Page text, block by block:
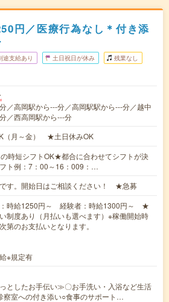
円／医療行為なし＊付き添
途支給あり 土日祝日が休み 残業なし
／高岡駅から---分／高岡駅駅から---分／越中
／西高岡駅から---分
（月～金） ★土日休みOK
時短シフトOK★都合に合わせてシフトが決
ト例：7：00～16：009：…
す。開始日はご相談ください！ ★急募
：時給1250円～ 経験者：時給1300円～ ★
制度あり（月払いも選べます）※稼働開始時
第のお支払いとなります。
※規定有
としたお手伝い≫〇お手洗い・入浴など生活
察室への付き添い○食事のサポート…